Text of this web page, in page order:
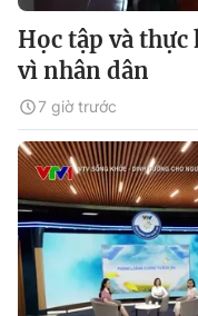
Học tập và thực
vì nhân dân
7 giờ trước